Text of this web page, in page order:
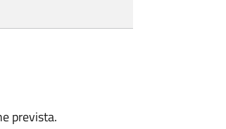
prevista.